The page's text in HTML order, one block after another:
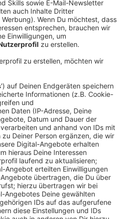
16:30
Raya ist Mama
hat sie ihre beiden Babys
Samstagvormittag (27.01.)
und Zoobesucher:innen
ist die traurige Nachricht
hat es nicht
gestorben. Darüber
Moderator Jonas Menke
des Allwetterzoos
ANTENNE MÜNSTER-